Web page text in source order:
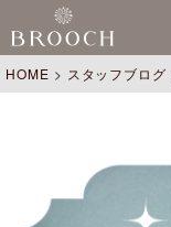
HOME > スタッフブログ